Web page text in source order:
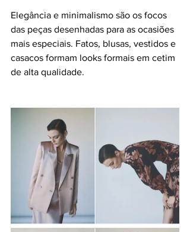
Elegância e minimalismo são os focos
das peças desenhadas para as ocasiões
mais especiais. Fatos, blusas, vestidos e
casacos formam looks formais em cetim
de alta qualidade.